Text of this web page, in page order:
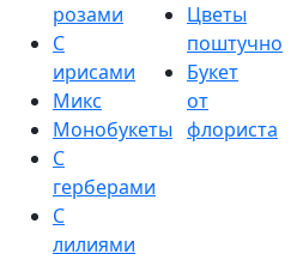
розами
С
ирисами
Микс
Монобукеты
С
герберами
С
лилиями
Цветы
поштучно
Букет
от
флориста